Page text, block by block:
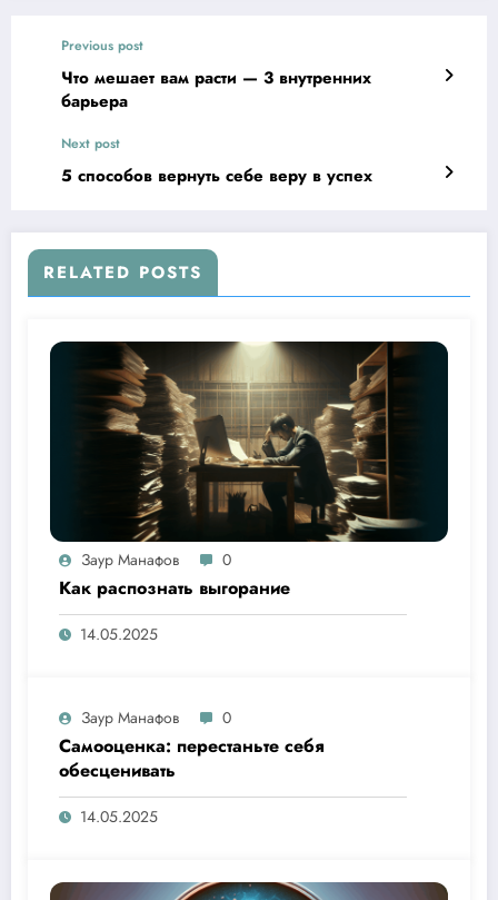
Previous post
Что мешает вам расти — 3 внутренних
барьера
Next post
5 способов вернуть себе веру в успех
RELATED POSTS
Заур Манафов 0
Как распознать выгорание
14.05.2025
Заур Манафов 0
Самооценка: перестаньте себя
обесценивать
14.05.2025